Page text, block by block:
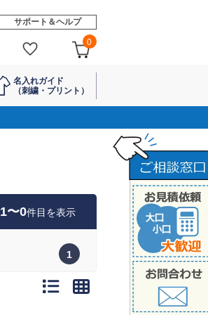
サポート＆ヘルプ
0
名入れガイド
（刺繍・プリント）
1〜0件目を表示
1